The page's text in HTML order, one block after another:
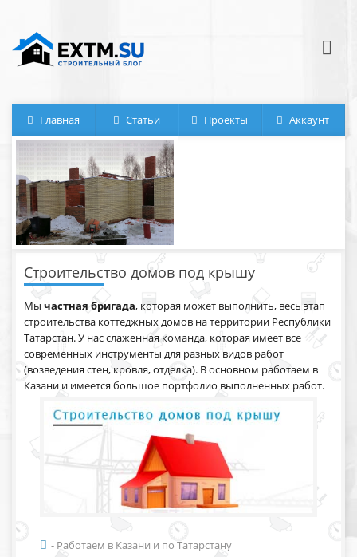
Главная Статьи Проекты Аккаунт
Строительство одноэтажного
дома с 16 углами
Строительство домов под крышу
Мы частная бригада, которая может выполнить, весь этап
строительства коттеджных домов на территории Республики
Татарстан. У нас слаженная команда, которая имеет все
современных инструменты для разных видов работ
(возведения стен, кровля, отделка). В основном работаем в
Казани и имеется большое портфолио выполненных работ.
- Работаем в Казани и по Татарстану